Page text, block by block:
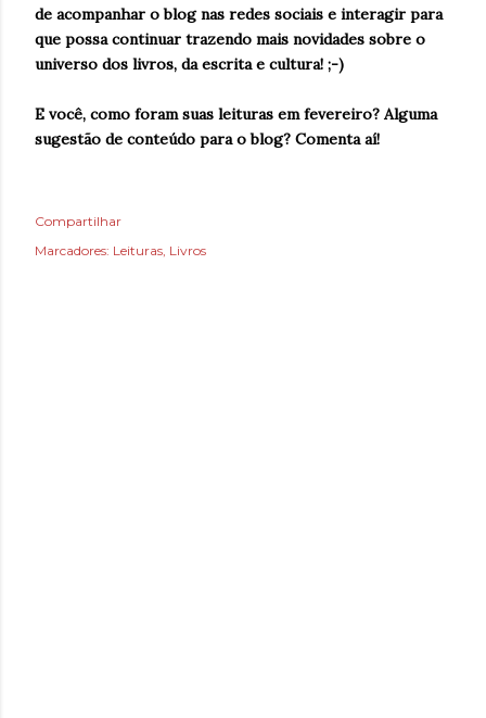
de acompanhar o blog nas redes sociais e interagir para
que possa continuar trazendo mais novidades sobre o
universo dos livros, da escrita e cultura! ;-)
E você, como foram suas leituras em fevereiro? Alguma
sugestão de conteúdo para o blog? Comenta aí!
Compartilhar
Marcadores: Leituras Livros